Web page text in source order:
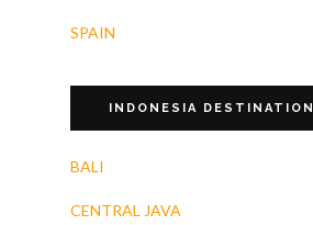
SPAIN
INDONESIA DESTINATION
BALI
CENTRAL JAVA